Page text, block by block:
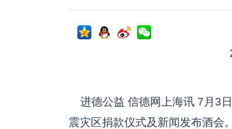
进德公益 信德网上海讯 7月3
震灾区捐款仪式及新闻发布酒会